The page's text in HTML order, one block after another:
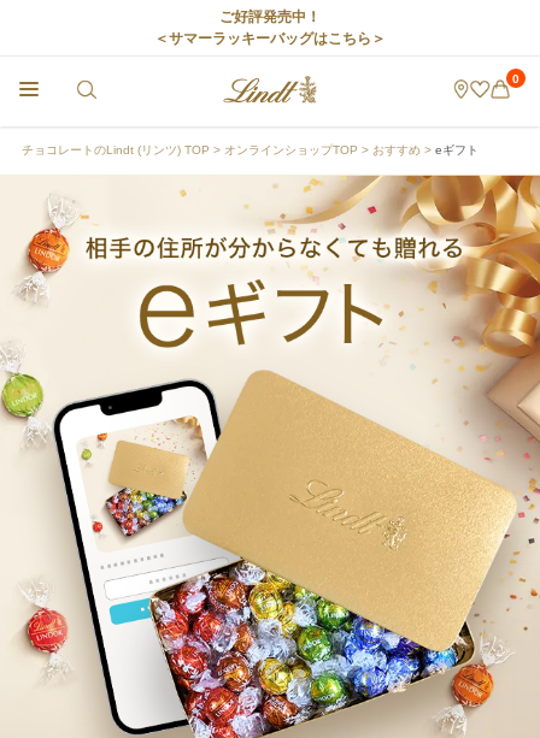
ご好評発売中！
＜サマーラッキーバッグはこちら＞
0
チョコレートのLindt (リンツ) TOP オンラインショップTOP おすすめ eギフト